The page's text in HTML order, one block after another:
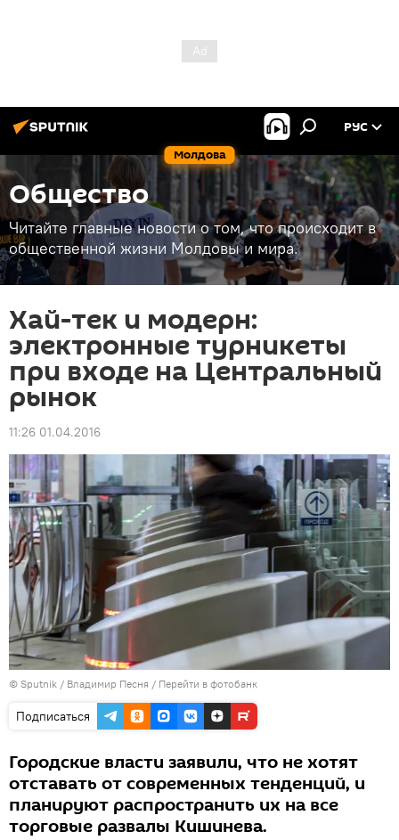
Молдова
РУС
Общество
Читайте главные новости о том, что происходит в
общественной жизни Молдовы и мира.
Хай-тек и модерн:
электронные турникеты
при входе на Центральный
рынок
11:26 01.04.2016
© Sputnik / Владимир Песня / Перейти в фотобанк
Подписаться
Городские власти заявили, что не хотят
отставать от современных тенденций, и
планируют распространить их на все
торговые развалы Кишинева.